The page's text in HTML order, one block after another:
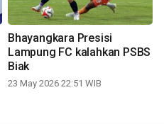
Bhayangkara Presisi
Lampung FC kalahkan PSBS
Biak
23 May 2026 22:51 WIB